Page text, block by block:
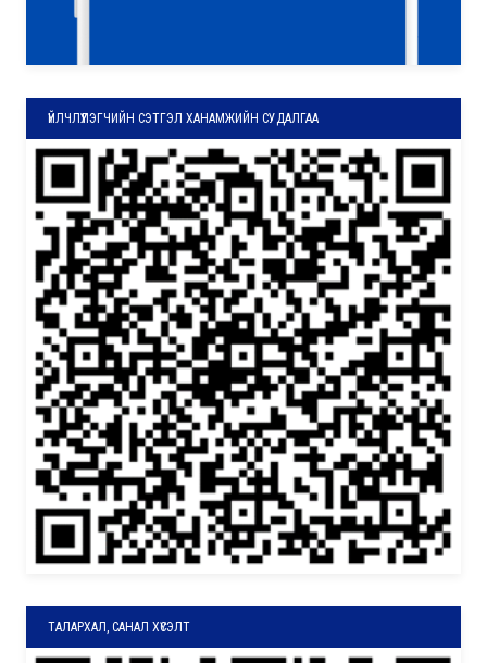
ҮЙЛЧЛҮҮЛЭГЧИЙН СЭТГЭЛ ХАНАМЖИЙН СУДАЛГАА
ТАЛАРХАЛ, САНАЛ ХҮСЭЛТ